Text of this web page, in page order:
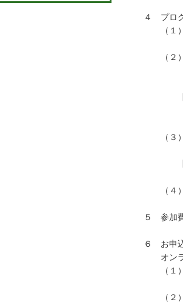
４ プロ
（１）
主催
（２）
・実
・成
【今年
あんし
村瀬
（３）
参加し
【ゲス
名古
（４）
５ 参加
６ お申
オンラ
（１）
別添チ
（２）